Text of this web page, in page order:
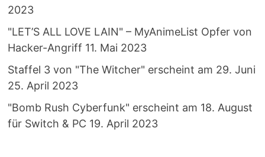
2023
"LET’S ALL LOVE LAIN" – MyAnimeList Opfer von
Hacker-Angriff 11. Mai 2023
Staffel 3 von "The Witcher" erscheint am 29. Juni
25. April 2023
"Bomb Rush Cyberfunk" erscheint am 18. August
für Switch & PC 19. April 2023